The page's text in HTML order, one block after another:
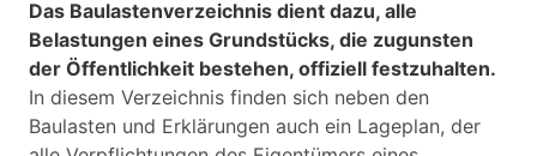
Das Baulastenverzeichnis dient dazu, alle
Belastungen eines Grundstücks, die zugunsten
der Öffentlichkeit bestehen, offiziell festzuhalten.
In diesem Verzeichnis finden sich neben den
Baulasten und Erklärungen auch ein Lageplan, der